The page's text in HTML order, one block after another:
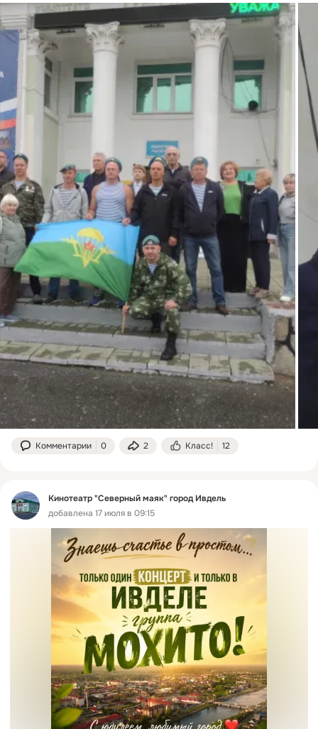
Комментарии 0 2 Класс! 12
Кинотеатр "Северный маяк" город Ивдель
добавлена 17 июля в 09:15